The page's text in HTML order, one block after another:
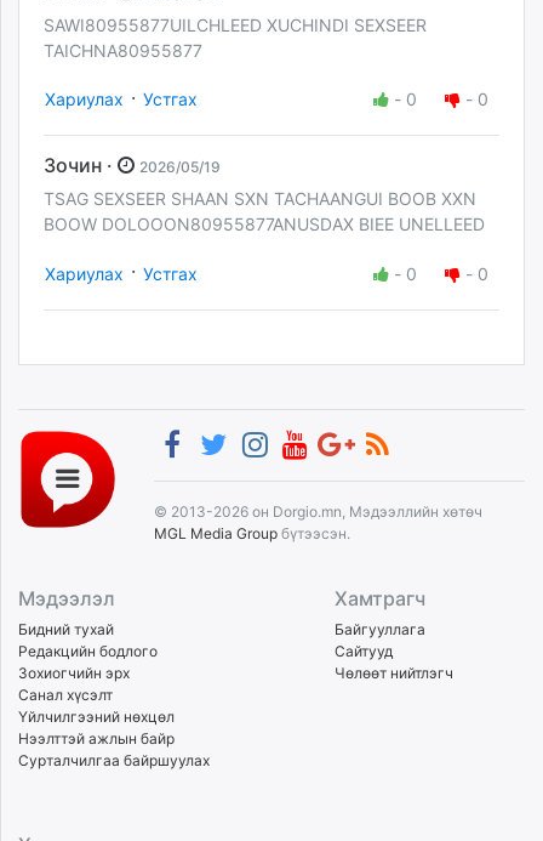
SAWI80955877UILCHLEED XUCHINDI SEXSEER
TAICHNA80955877
Хариулах · Устгах - 0 - 0
Зочин · 2026/05/19
TSAG SEXSEER SHAAN SXN TACHAANGUI BOOB XXN
BOOW DOLOOON80955877ANUSDAX BIEE UNELLEED
Хариулах · Устгах - 0 - 0
© 2013-2026 он Dorgio.mn, Мэдээллийн хөтөч
MGL Media Group бүтээсэн.
Мэдээлэл
Бидний тухай
Редакцийн бодлого
Зохиогчийн эрх
Санал хүсэлт
Үйлчилгээний нөхцөл
Нээлттэй ажлын байр
Сурталчилгаа байршуулах
Хамтрагч
Байгууллага
Сайтууд
Чөлөөт нийтлэгч